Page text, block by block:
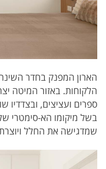
הארון המפנק בחדר
הלקוחות. באזור המיטה
ספרים ועציצים, ובצדדיו
בשל מיקומו הא-סימטרי
שמדגישה את החלל